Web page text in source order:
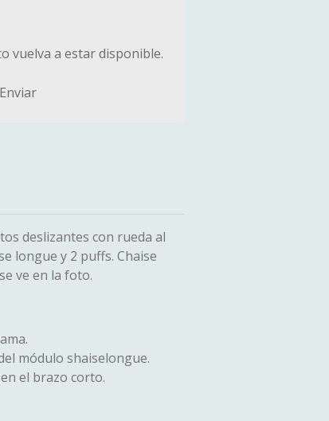
vuelva a estar disponible.
Enviar
deslizantes con rueda al
longue y 2 puffs. Chaise
ve en la foto.
módulo shaiselongue.
el brazo corto.